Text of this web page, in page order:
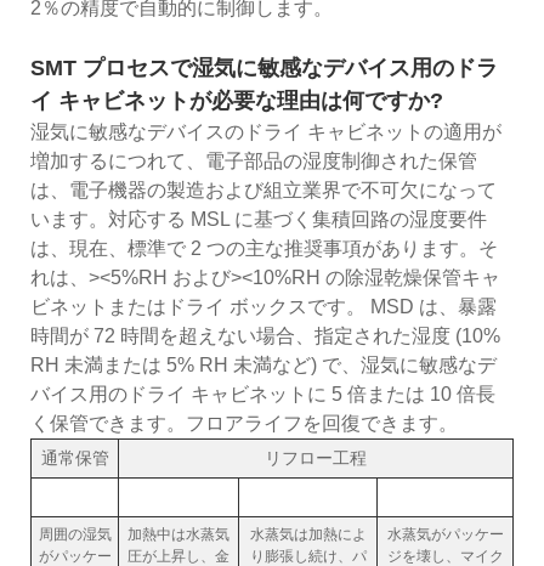
2％の精度で自動的に制御します。
SMT プロセスで湿気に敏感なデバイス用のドラ
イ キャビネットが必要な理由は何ですか?
湿気に敏感なデバイスのドライ キャビネットの適用が
増加するにつれて、電子部品の湿度制御された保管
は、電子機器の製造および組立業界で不可欠になって
います。対応する MSL に基づく集積回路の湿度要件
は、現在、標準で 2 つの主な推奨事項があります。そ
れは、><5%RH および><10%RH の除湿乾燥保管キャ
ビネットまたはドライ ボックスです。 MSD は、暴露
時間が 72 時間を超えない場合、指定された湿度 (10%
RH 未満または 5% RH 未満など) で、湿気に敏感なデ
バイス用のドライ キャビネットに 5 倍または 10 倍長
く保管できます。フロアライフを回復できます。
通常保管 リフロー工程
周囲の湿気
がパッケー
加熱中は水蒸気
圧が上昇し、金
水蒸気は加熱によ
り膨張し続け、パ
水蒸気がパッケー
ジを壊し、マイク